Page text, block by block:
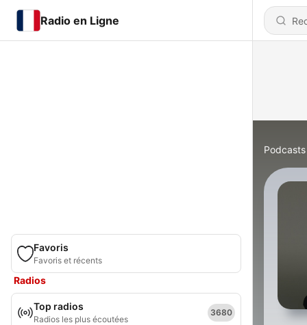
Radio en Ligne
Favoris
Favoris et récents
Radios
Top radios
Radios les plus écoutées
3680
Podcasts